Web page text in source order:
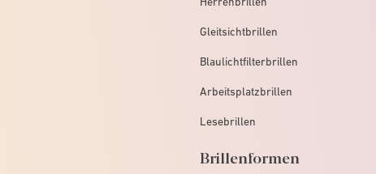
Gleitsichtbrillen
Blaulichtfilterbrillen
Arbeitsplatzbrillen
Lesebrillen
Brillenformen